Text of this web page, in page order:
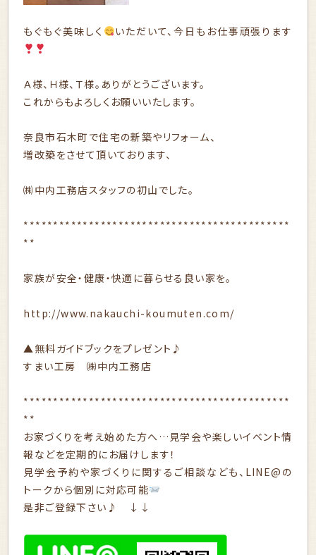
もぐもぐ美味しく いただいて、今日もお仕事頑張ります
Ａ様、Ｈ様、Ｔ様。ありがとうございます。
これからもよろしくお願いいたします。
奈良市石木町で住宅の新築やリフォーム、
増改築をさせて頂いております、
㈱中内工務店スタッフの初山でした。
*********************************************
**
家族が安全・健康・快適に暮らせる良い家を。
http://www.nakauchi-koumuten.com/
▲無料ガイドブックをプレゼント♪
すまい工房 ㈱中内工務店
*********************************************
**
お家づくりを考え始めた方へ…見学会や楽しいイベント情
報などを定期的にお届けします！
見学会予約や家づくりに関するご相談なども、LINE@の
トークから個別に対応可能
是非ご登録下さい♪ ↓↓